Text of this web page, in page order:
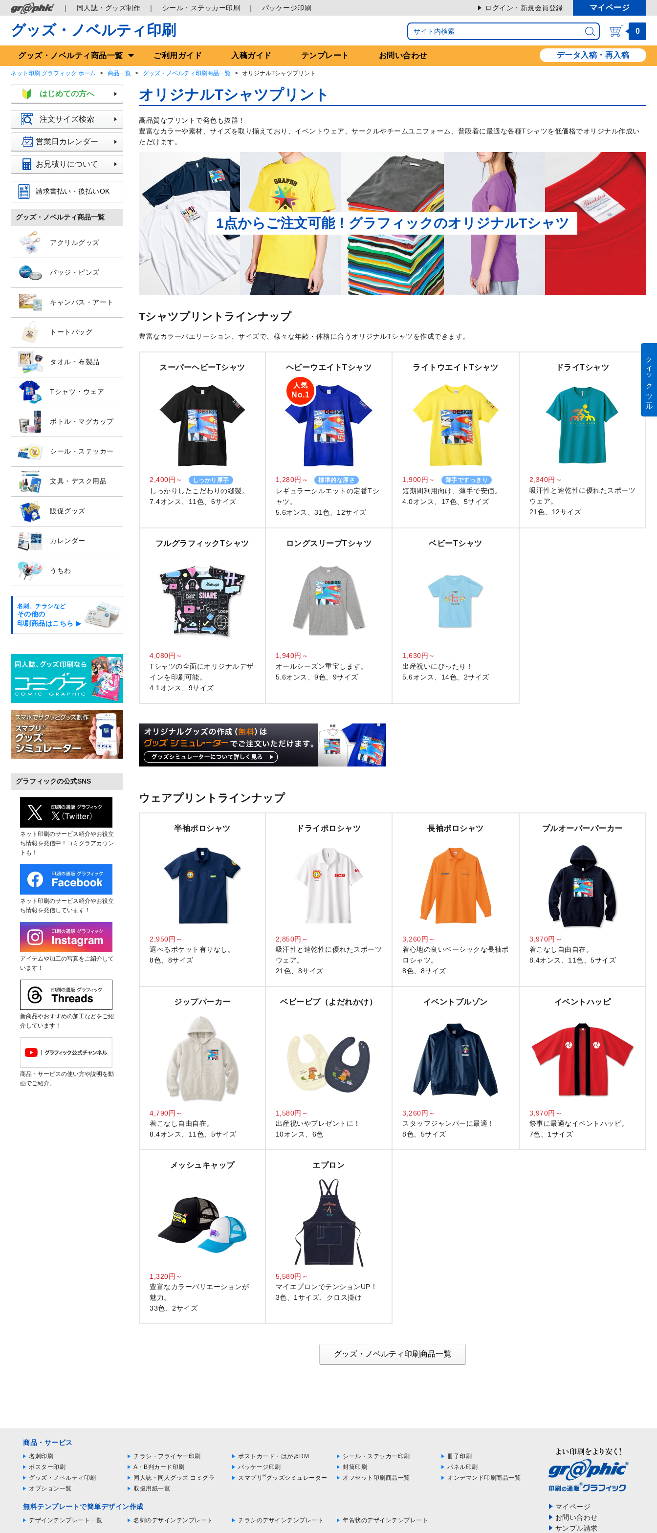
同人誌・グッズ制作 シール・ステッカー印刷 パッケージ印刷 ログイン・新規会員登録 マイページ
グッズ・ノベルティ印刷 0
グッズ・ノベルティ商品一覧 ご利用ガイド 入稿ガイド テンプレート お問い合わせ データ入稿・再入稿
ネット印刷 グラフィック ホーム 商品一覧 グッズ・ノベルティ印刷商品一覧 オリジナルTシャツプリント
はじめての方へ
注文サイズ検索
営業日カレンダー
お見積りについて
請求書払い・後払いOK
グッズ・ノベルティ商品一覧
アクリルグッズ
バッジ・ピンズ
キャンバス・アート
トートバッグ
タオル・布製品
Tシャツ・ウェア
ボトル・マグカップ
シール・ステッカー
文具・デスク用品
販促グッズ
カレンダー
うちわ
名刺、チラシなど
その他の
印刷商品はこちら ▶
グラフィックの公式SNS
ネット印刷のサービス紹介やお役立
ち情報を発信中！コミグラアカウン
トも！
ネット印刷のサービス紹介やお役立
ち情報を発信しています！
アイテムや加工の写真をご紹介して
います！
新商品やおすすめの加工などをご紹
介しています！
商品・サービスの使い方や説明を動
画でご紹介。
オリジナルTシャツプリント
高品質なプリントで発色も抜群！
豊富なカラーや素材、サイズを取り揃えており、イベントウェア、サークルやチームユニフォーム、普段着に最適な各種Tシャツを低価格でオリジナル作成い
ただけます。
1点からご注文可能！ グラフィックのオリジナルTシャツ
Tシャツプリントラインナップ
豊富なカラーバエリーション、サイズで、様々な年齢・体格に合うオリジナルTシャツを作成できます。
スーパーヘビーTシャツ
2,400円～ しっかり厚手
しっかりしたこだわりの縫製。
7.4オンス、11色、6サイズ
ヘビーウエイトTシャツ
人気
No.1
1,280円～ 標準的な厚さ
レギュラーシルエットの定番Tシ
ャツ。
5.6オンス、31色、12サイズ
ライトウエイトTシャツ
1,900円～ 薄手ですっきり
短期間利用向け、薄手で安価。
4.0オンス、17色、5サイズ
ドライTシャツ
2,340円～
吸汗性と速乾性に優れたスポーツ
ウェア。
21色、12サイズ
フルグラフィックTシャツ
4,080円～
Tシャツの全面にオリジナルデザ
インを印刷可能。
4.1オンス、9サイズ
ロングスリーブTシャツ
1,940円～
オールシーズン重宝します。
5.6オンス、9色、9サイズ
ベビーTシャツ
1,630円～
出産祝いにぴったり！
5.6オンス、14色、2サイズ
ウェアプリントラインナップ
半袖ポロシャツ
2,950円～
選べるポケット有りなし。
8色、8サイズ
ドライポロシャツ
2,850円～
吸汗性と速乾性に優れたスポーツ
ウェア。
21色、8サイズ
長袖ポロシャツ
3,260円～
着心地の良いベーシックな長袖ポ
ロシャツ。
8色、8サイズ
プルオーバーパーカー
3,970円～
着こなし自由自在。
8.4オンス、11色、5サイズ
ジップパーカー
4,790円～
着こなし自由自在。
8.4オンス、11色、5サイズ
ベビービブ（よだれかけ）
1,580円～
出産祝いやプレゼントに！
10オンス、6色
イベントブルゾン
3,260円～
スタッフジャンパーに最適！
8色、5サイズ
イベントハッピ
3,970円～
祭事に最適なイベントハッピ。
7色、1サイズ
メッシュキャップ
1,320円～
豊富なカラーバリエーションが
魅力。
33色、2サイズ
エプロン
5,580円～
マイエプロンでテンションUP！
3色、1サイズ、クロス掛け
グッズ・ノベルティ印刷商品一覧
商品・サービス
名刺印刷 チラシ・フライヤー印刷 ポストカード・はがきDM シール・ステッカー印刷
冊子印刷
ポスター印刷
A・B判カード印刷 パッケージ印刷 封筒印刷
パネル印刷
グッズ・ノベルティ印刷
同人誌・同人グッズ コミグラ スマプリ ®グッズシミュレーター オフセット印刷商品一覧
オンデマンド印刷商品一覧
オプション一覧
取扱用紙一覧
無料テンプレートで簡単デザイン作成
デザインテンプレート一覧 名刺のデザインテンプレート チラシのデザインテンプレート 年賀状のデザインテンプレート
マイページ
お問い合わせ
サンプル請求
クイック ツール